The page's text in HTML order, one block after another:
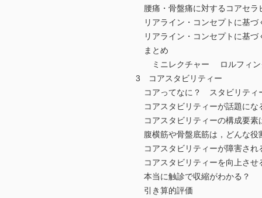
腰痛・骨盤痛に対するコアセラ
リアライン・コンセプトに基づ
リアライン・コンセプトに基づ
まとめ
ミニレクチャー ロルフィング
3 コアスタビリティー
コアってなに？ スタビリティ
コアスタビリティーが話題にな
コアスタビリティーの構成要素
腹横筋や骨盤底筋は，どんな役
コアスタビリティーが障害され
コアスタビリティーを向上させ
本当に触診で収縮がわかる？
引き算的評価